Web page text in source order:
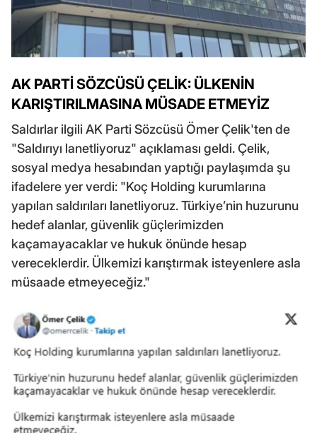
AK PARTİ SÖZCÜSÜ ÇELİK: ÜLKENİN
KARIŞTIRILMASINA MÜSADE ETMEYİZ
Saldırlar ilgili AK Parti Sözcüsü Ömer Çelik'ten de
"Saldırıyı lanetliyoruz" açıklaması geldi. Çelik,
sosyal medya hesabından yaptığı paylaşımda şu
ifadelere yer verdi: "Koç Holding kurumlarına
yapılan saldırıları lanetliyoruz. Türkiye’nin huzurunu
hedef alanlar, güvenlik güçlerimizden
kaçamayacaklar ve hukuk önünde hesap
vereceklerdir. Ülkemizi karıştırmak isteyenlere asla
müsaade etmeyeceğiz."